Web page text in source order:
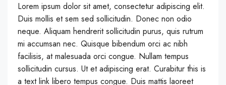
Lorem ipsum dolor sit amet, consectetur adipiscing elit.
Duis mollis et sem sed sollicitudin. Donec non odio
neque. Aliquam hendrerit sollicitudin purus, quis rutrum
mi accumsan nec. Quisque bibendum orci ac nibh
facilisis, at malesuada orci congue. Nullam tempus
sollicitudin cursus. Ut et adipiscing erat. Curabitur this is
a text link libero tempus congue. Duis mattis laoreet